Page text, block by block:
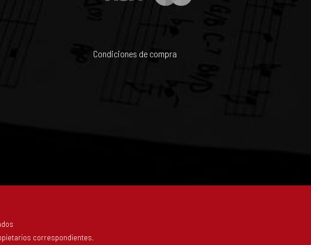
Condiciones de compra
correspondientes.